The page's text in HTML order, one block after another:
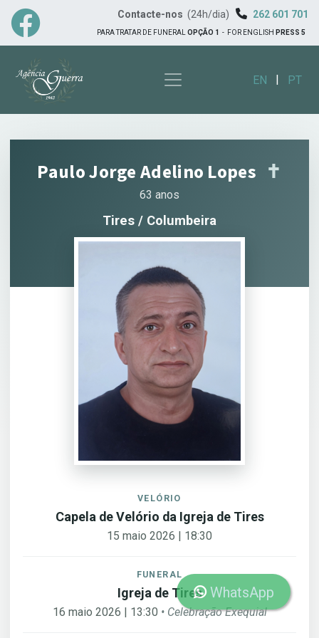
Contacte-nos (24h/dia) 262 601 701
PARA TRATAR DE FUNERAL OPÇÃO 1 - FOR ENGLISH PRESS 5
EN | PT
Paulo Jorge Adelino Lopes ✝︎
63 anos
Tires / Columbeira
VELÓRIO
Capela de Velório da Igreja de Tires
15 maio 2026 | 18:30
FUNERAL
Igreja de Tires
16 maio 2026 | 13:30 • Celebração Exequial
WhatsApp